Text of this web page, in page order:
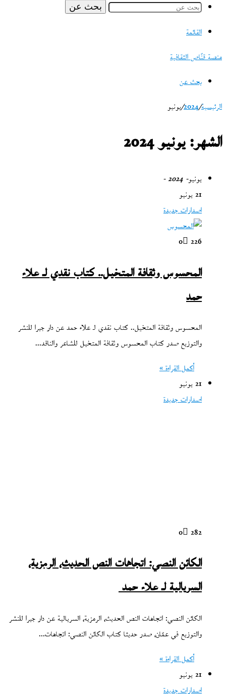
بحث عن
القائمة
منصة قنّاص الثقافية
بحث عن
الرئيسية/
2024
/يونيو
الشهر:يونيو 2024
يونيو- 2024 -
21 يونيو
اصدارات جديدة
0 226
المحسوس وثقافة المتخيل.. كتاب نقدي لـ علاء
حمد
المحسوس وثقافة المتخيل.. كتاب نقدي لـ علاء حمد عن دار جبرا للنشر
والتوزيع صدر كتاب المحسوس وثقافة المتخيل للشاعر والناقد…
أكمل القراءة »
21 يونيو
اصدارات جديدة
0 282
الكائن النصي: اتجاهات النص الحديث، الرمزية،
السريالية لـ علاء حمد
الكائن النصي: اتجاهات النص الحديث، الرمزية، السريالية عن دار جبرا للنشر
والتوزيع في عمّان، صدر حديثا كتاب الكائن النصي: اتجاهات…
أكمل القراءة »
21 يونيو
اصدارات جديدة